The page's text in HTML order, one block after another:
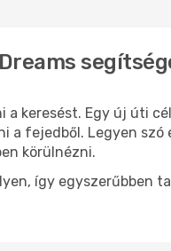
a keresést. Egy új úti
a fejedből. Legyen
körülnézni.
így egyszerűbben